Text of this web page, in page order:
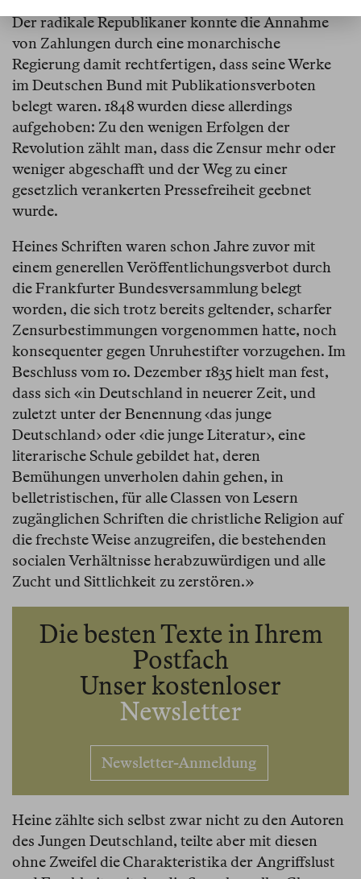
Der radikale Republikaner konnte die Annahme
von Zahlungen durch eine monarchische
Regierung damit rechtfertigen, dass seine Werke
im Deutschen Bund mit Publikationsverboten
belegt waren. 1848 wurden diese allerdings
aufgehoben: Zu den wenigen Erfolgen der
Revolution zählt man, dass die Zensur mehr oder
weniger abgeschafft und der Weg zu einer
gesetzlich verankerten Pressefreiheit geebnet
wurde.
Heines Schriften waren schon Jahre zuvor mit
einem generellen Veröffentlichungsverbot durch
die Frankfurter Bundesversammlung belegt
worden, die sich trotz bereits geltender, scharfer
Zensurbestimmungen vorgenommen hatte, noch
konsequenter gegen Unruhestifter vorzugehen. Im
Beschluss vom 10. Dezember 1835 hielt man fest,
dass sich «in Deutschland in neuerer Zeit, und
zuletzt unter der Benennung ‹das junge
Deutschland› oder ‹die junge Literatur›, eine
literarische Schule gebildet hat, deren
Bemühungen unverholen dahin gehen, in
belletristischen, für alle Classen von Lesern
zugänglichen Schriften die christliche Religion auf
die frechste Weise anzugreifen, die bestehenden
socialen Verhältnisse herabzuwürdigen und alle
Zucht und Sittlichkeit zu zerstören.»
Die besten Texte in Ihrem
Postfach
Unser kostenloser
Newsletter
Newsletter-Anmeldung
Heine zählte sich selbst zwar nicht zu den Autoren
des Jungen Deutschland, teilte aber mit diesen
ohne Zweifel die Charakteristika der Angriffslust